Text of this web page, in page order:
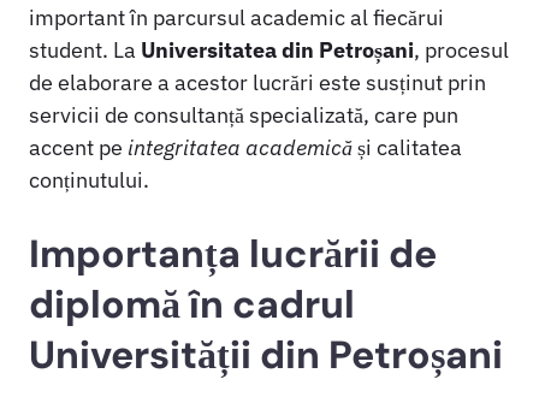
important în parcursul academic al fiecărui
student. La Universitatea din Petroșani, procesul
de elaborare a acestor lucrări este susținut prin
servicii de consultanță specializată, care pun
accent pe integritatea academicăși calitatea
conținutului.
Importanța lucrării de
diplomă în cadrul
Universității din Petroșani